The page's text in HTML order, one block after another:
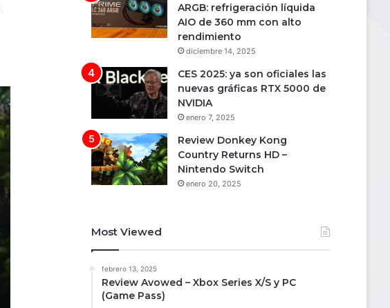
ARGB: refrigeración líquida
AIO de 360 mm con alto
rendimiento
diciembre 14, 2025
CES 2025: ya son oficiales las
nuevas gráficas RTX 5000 de
NVIDIA
enero 7, 2025
Review Donkey Kong
Country Returns HD –
Nintendo Switch
enero 20, 2025
Most Viewed
febrero 13, 2025
Review Avowed – Xbox Series X/S y PC
(Game Pass)